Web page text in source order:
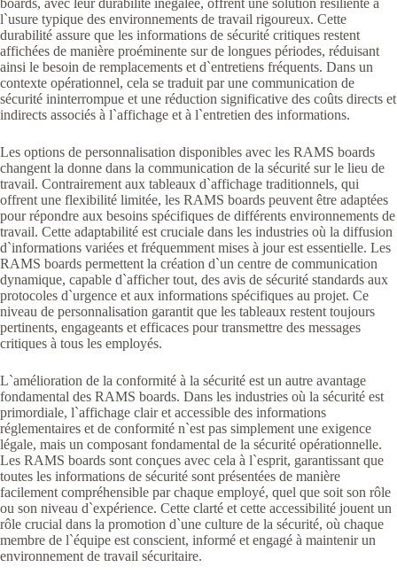
l`usure typique des environnements de travail rigoureux. Cette
durabilité assure que les informations de sécurité critiques restent
affichées de manière proéminente sur de longues périodes, réduisant
ainsi le besoin de remplacements et d`entretiens fréquents. Dans un
contexte opérationnel, cela se traduit par une communication de
sécurité ininterrompue et une réduction significative des coûts directs et
indirects associés à l`affichage et à l`entretien des informations.
Les options de personnalisation disponibles avec les RAMS boards
changent la donne dans la communication de la sécurité sur le lieu de
travail. Contrairement aux tableaux d`affichage traditionnels, qui
offrent une flexibilité limitée, les RAMS boards peuvent être adaptées
pour répondre aux besoins spécifiques de différents environnements de
travail. Cette adaptabilité est cruciale dans les industries où la diffusion
d`informations variées et fréquemment mises à jour est essentielle. Les
RAMS boards permettent la création d`un centre de communication
dynamique, capable d`afficher tout, des avis de sécurité standards aux
protocoles d`urgence et aux informations spécifiques au projet. Ce
niveau de personnalisation garantit que les tableaux restent toujours
pertinents, engageants et efficaces pour transmettre des messages
critiques à tous les employés.
L`amélioration de la conformité à la sécurité est un autre avantage
fondamental des RAMS boards. Dans les industries où la sécurité est
primordiale, l`affichage clair et accessible des informations
réglementaires et de conformité n`est pas simplement une exigence
légale, mais un composant fondamental de la sécurité opérationnelle.
Les RAMS boards sont conçues avec cela à l`esprit, garantissant que
toutes les informations de sécurité sont présentées de manière
facilement compréhensible par chaque employé, quel que soit son rôle
ou son niveau d`expérience. Cette clarté et cette accessibilité jouent un
rôle crucial dans la promotion d`une culture de la sécurité, où chaque
membre de l`équipe est conscient, informé et engagé à maintenir un
environnement de travail sécuritaire.